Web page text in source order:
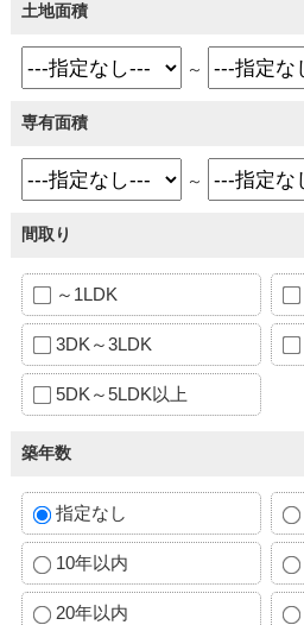
土地面積
～
専有面積
～
間取り
～1LDK
3DK～3LDK
5DK～5LDK以上
築年数
指定なし
10年以内
20年以内